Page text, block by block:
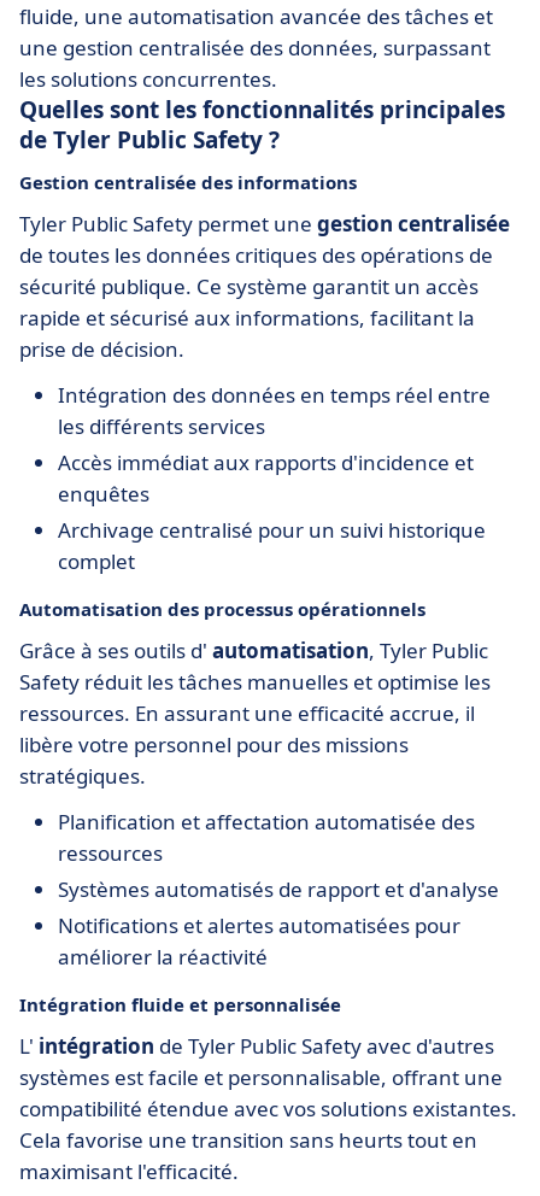
fluide, une automatisation avancée des tâches et
une gestion centralisée des données, surpassant
les solutions concurrentes.
Quelles sont les fonctionnalités principales
de Tyler Public Safety ?
Gestion centralisée des informations
Tyler Public Safety permet une gestion centralisée
de toutes les données critiques des opérations de
sécurité publique. Ce système garantit un accès
rapide et sécurisé aux informations, facilitant la
prise de décision.
Intégration des données en temps réel entre
les différents services
Accès immédiat aux rapports d'incidence et
enquêtes
Archivage centralisé pour un suivi historique
complet
Automatisation des processus opérationnels
Grâce à ses outils d' automatisation, Tyler Public
Safety réduit les tâches manuelles et optimise les
ressources. En assurant une efficacité accrue, il
libère votre personnel pour des missions
stratégiques.
Planification et affectation automatisée des
ressources
Systèmes automatisés de rapport et d'analyse
Notifications et alertes automatisées pour
améliorer la réactivité
Intégration fluide et personnalisée
L' intégration de Tyler Public Safety avec d'autres
systèmes est facile et personnalisable, offrant une
compatibilité étendue avec vos solutions existantes.
Cela favorise une transition sans heurts tout en
maximisant l'efficacité.